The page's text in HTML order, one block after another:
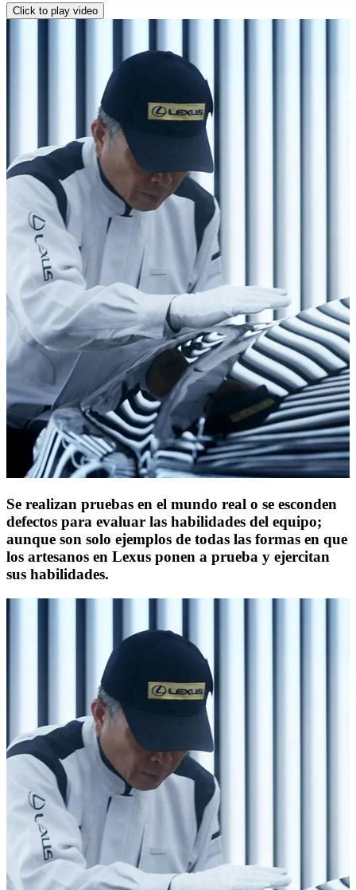
Click to play video
Se realizan pruebas en el mundo real o se esconden
defectos para evaluar las habilidades del equipo;
aunque son solo ejemplos de todas las formas en que
los artesanos en Lexus ponen a prueba y ejercitan
sus habilidades.